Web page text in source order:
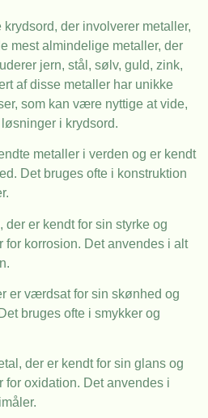
der involverer metaller,
mest almindelige metaller, der
jern, stål, sølv, guld, zink,
af disse metaller har unikke
som kan være nyttige at vide,
i krydsord.
metaller i verden og er kendt
Det bruges ofte i konstruktion
der er kendt for sin styrke og
for korrosion. Det anvendes i alt
er værdsat for sin skønhed og
bruges ofte i smykker og
der er kendt for sin glans og
for oxidation. Det anvendes i